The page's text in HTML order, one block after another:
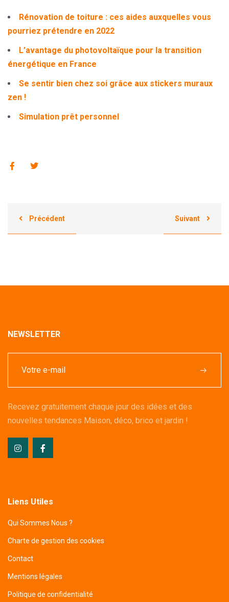
Rénovation de toiture : ces aides auxquelles vous
pourriez prétendre en 2022
L’avantage du photovoltaïque pour la transition
énergétique en France
Se sentir bien chez soi grâce aux stickers muraux
zen !
Simulation prêt personnel
Précédent Suivant
NEWSLETTER
Recevez gratuitement chaque jour des idées et des
nouvelles tendances Maison, déco, brico et jardin !
Liens Utiles
Qui Sommes Nous ?
Charte de gestion des cookies
Contact
Mentions légales
Politique de confidentialité